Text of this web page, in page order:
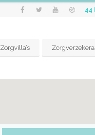
44
Zorgvilla’s